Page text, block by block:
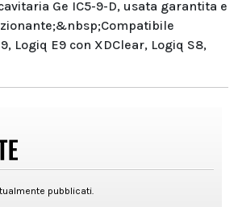
Ge IC5-9-D, usata garantita e
Logiq E9 con XDClear, Logiq S8,